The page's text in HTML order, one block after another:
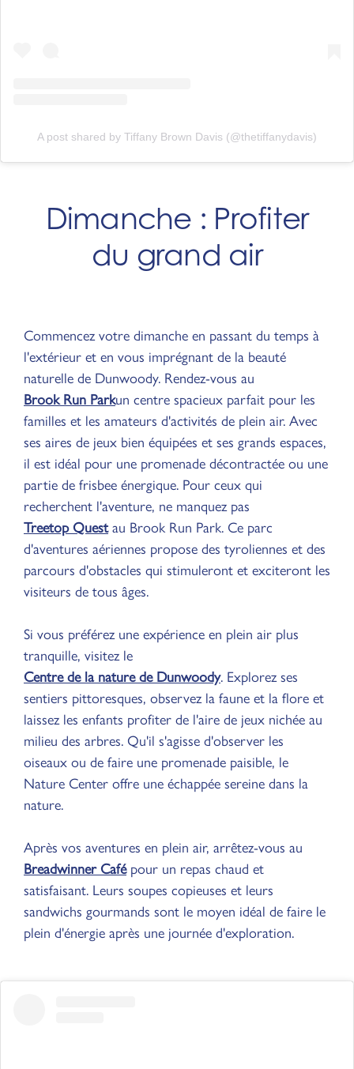
A post shared by Tiffany Brown Davis (@thetiffanydavis)
Dimanche : Profiter
du grand air
Commencez votre dimanche en passant du temps à
l'extérieur et en vous imprégnant de la beauté
naturelle de Dunwoody. Rendez-vous au
Brook Run Parkun centre spacieux parfait pour les
familles et les amateurs d'activités de plein air. Avec
ses aires de jeux bien équipées et ses grands espaces,
il est idéal pour une promenade décontractée ou une
partie de frisbee énergique. Pour ceux qui
recherchent l'aventure, ne manquez pas
Treetop Questau Brook Run Park. Ce parc
d'aventures aériennes propose des tyroliennes et des
parcours d'obstacles qui stimuleront et exciteront les
visiteurs de tous âges.
Si vous préférez une expérience en plein air plus
tranquille, visitez le
Centre de la nature de Dunwoody. Explorez ses
sentiers pittoresques, observez la faune et la flore et
laissez les enfants profiter de l'aire de jeux nichée au
milieu des arbres. Qu'il s'agisse d'observer les
oiseaux ou de faire une promenade paisible, le
Nature Center offre une échappée sereine dans la
nature.
Après vos aventures en plein air, arrêtez-vous au
Breadwinner Cafépour un repas chaud et
satisfaisant. Leurs soupes copieuses et leurs
sandwichs gourmands sont le moyen idéal de faire le
plein d'énergie après une journée d'exploration.